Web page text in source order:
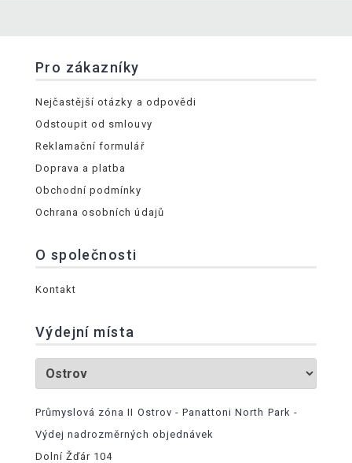
Pro zákazníky
Nejčastější otázky a odpovědi
Odstoupit od smlouvy
Reklamační formulář
Doprava a platba
Obchodní podmínky
Ochrana osobních údajů
O společnosti
Kontakt
Výdejní místa
Průmyslová zóna II Ostrov - Panattoni North Park -
Výdej nadrozměrných objednávek
Dolní Žďár 104